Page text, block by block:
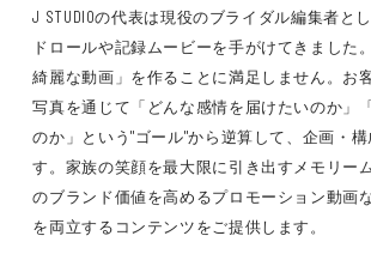
J STUDIOの代表は現役のブライダル編集者と
ドロールや記録ムービーを手がけてきました
綺麗な動画」を作ることに満足しません。お
写真を通じて「どんな感情を届けたいのか」
のか」という"ゴール"から逆算して、企画・
す。家族の笑顔を最大限に引き出すメモリー
のブランド価値を高めるプロモーション動画
を両立するコンテンツをご提供します。